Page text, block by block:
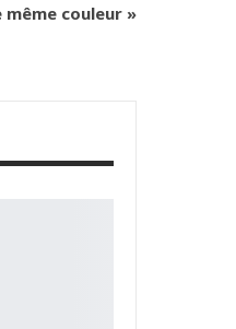
même couleur »